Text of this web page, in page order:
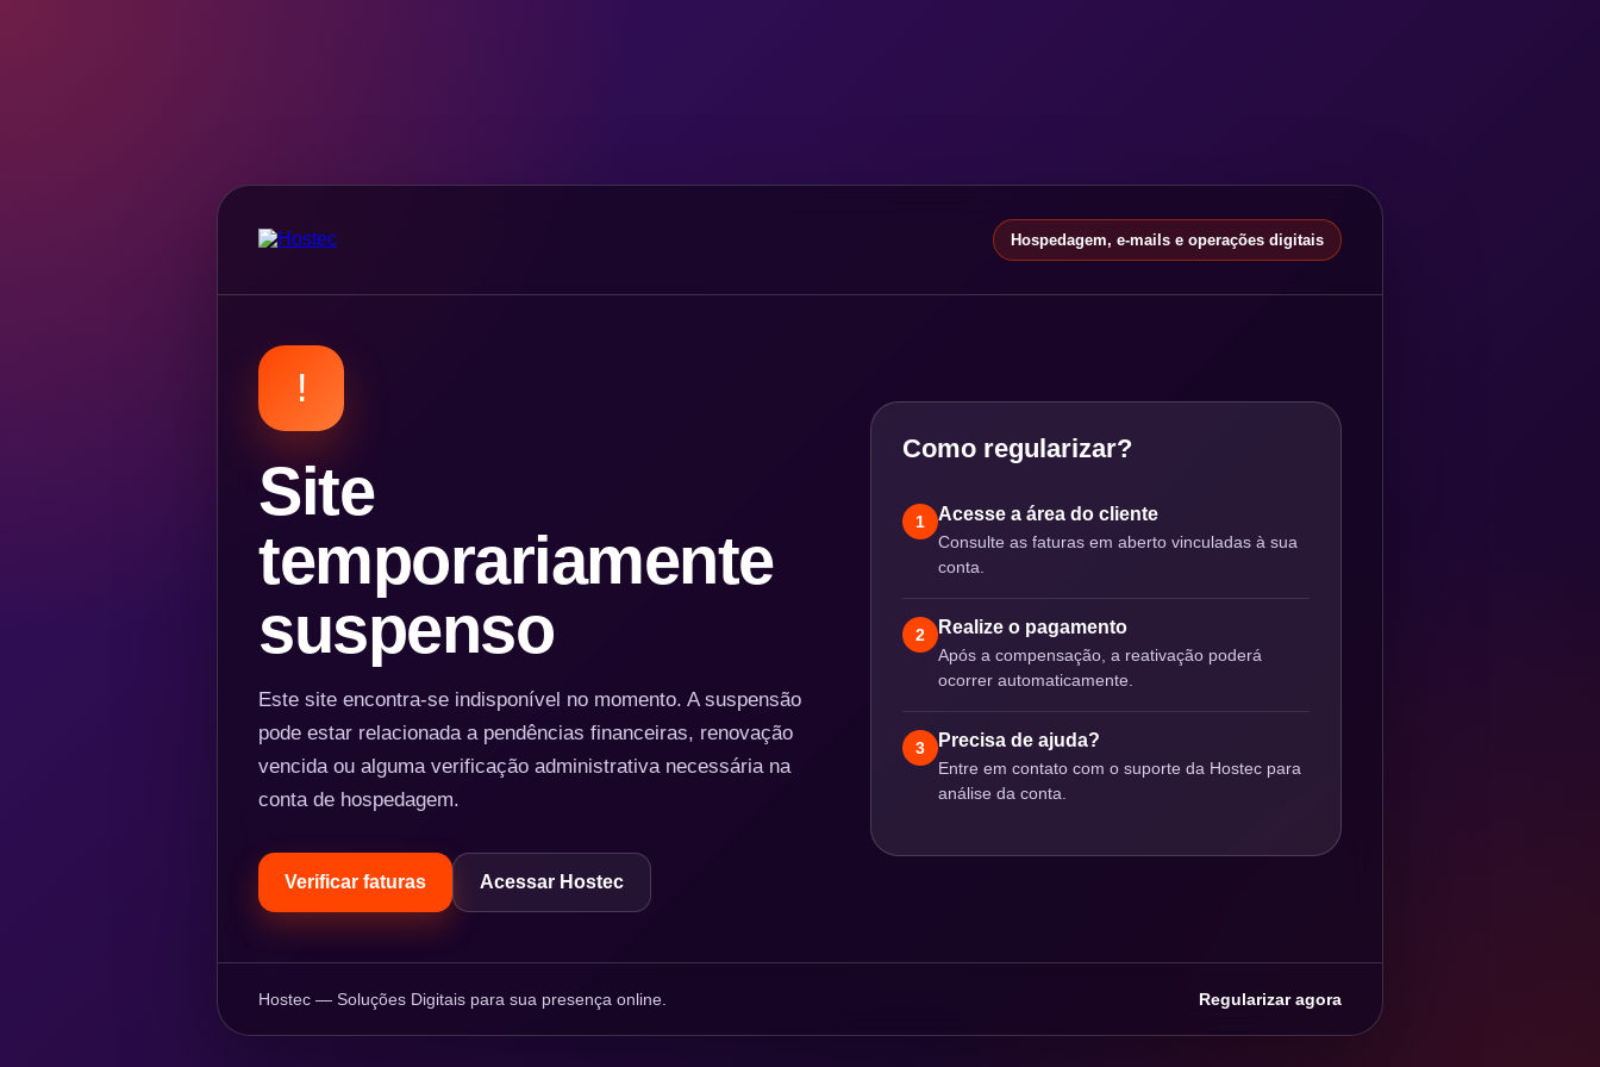
Hospedagem, e-mails e operações digitais
!
Site
temporariamente
suspenso
Este site encontra-se indisponível no momento. A suspensão
pode estar relacionada a pendências financeiras, renovação
vencida ou alguma verificação administrativa necessária na
conta de hospedagem.
Verificar faturas Acessar Hostec
Como regularizar?
1 Acesse a área do cliente
Consulte as faturas em aberto vinculadas à sua
conta.
2 Realize o pagamento
Após a compensação, a reativação poderá
ocorrer automaticamente.
3 Precisa de ajuda?
Entre em contato com o suporte da Hostec para
análise da conta.
Hostec — Soluções Digitais para sua presença online. Regularizar agora